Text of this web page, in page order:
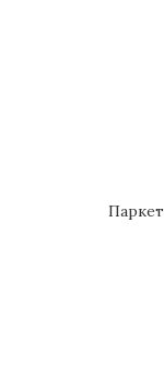
Паркет